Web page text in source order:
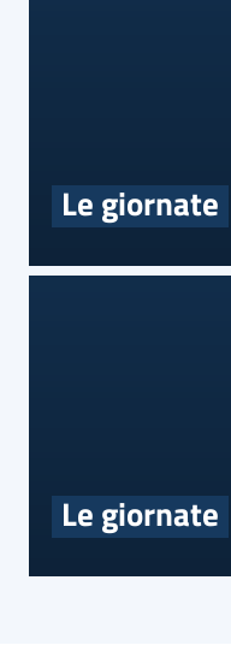
Le giornate
Le giornate